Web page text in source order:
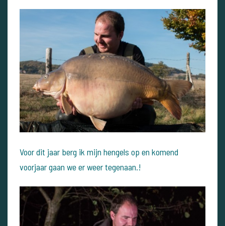
Voor dit jaar berg ik mijn hengels op en komend
voorjaar gaan we er weer tegenaan.!